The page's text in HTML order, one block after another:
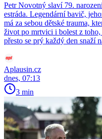
Petr Novotný slaví 79.
estráda. Legendární bavič,
má za sebou dětské trauma,
život po mrtvici i bolest z
přesto se prý každý den snaží
Aplausin.cz
dnes, 07:13
3 min